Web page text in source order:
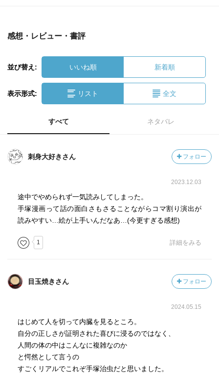
感想・レビュー・書評
並び替え: いいね順 新着順
表示形式: リスト 全文
すべて ネタバレ
刺身大好きさん フォロー
2023.12.03
途中でやめられず一気読みしてしまった。
手塚漫画って話の面白さもさることながらコマ割り演出が
読みやすい…絵が上手いんだなあ…(今更すぎる感想)
1 詳細をみる
目玉焼きさん フォロー
2024.05.15
はじめて人を切って内臓を見るところ。
自分の正しさが証明された喜びに浸るのではなく、
人間の体の中はこんなに複雑なのか
と愕然として言うの
すごくリアルでこれぞ手塚治虫だと思いました。